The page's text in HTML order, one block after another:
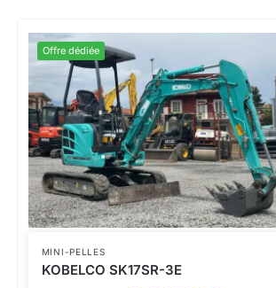
Offre dédiée
MINI-PELLES
KOBELCO SK17SR-3E